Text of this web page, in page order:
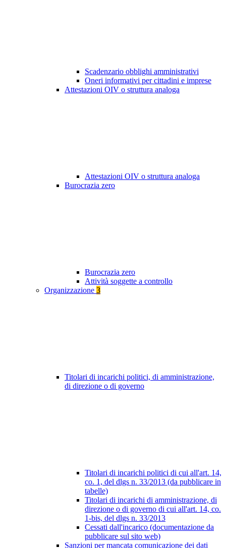
Scadenzario obblighi amministrativi
Oneri informativi per cittadini e imprese
Attestazioni OIV o struttura analoga
Attestazioni OIV o struttura analoga
Burocrazia zero
Burocrazia zero
Attività soggette a controllo
Organizzazione 3
Titolari di incarichi politici, di amministrazione,
di direzione o di governo
Titolari di incarichi politici di cui all'art. 14,
co. 1, del dlgs n. 33/2013 (da pubblicare in
tabelle)
Titolari di incarichi di amministrazione, di
direzione o di governo di cui all'art. 14, co.
1-bis, del dlgs n. 33/2013
Cessati dall'incarico (documentazione da
pubblicare sul sito web)
Sanzioni per mancata comunicazione dei dati